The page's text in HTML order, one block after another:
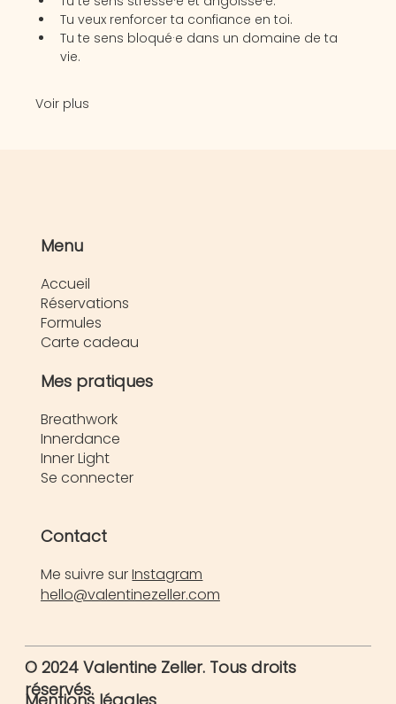
Tu veux renforcer ta confiance en toi.
Tu te sens bloqué·e dans un domaine de ta
vie.
Voir plus
Menu
Accueil
Réservations
Formules
Carte cadeau
Mes pratiques
Breathwork
Innerdance
Inner Light
Se connecter
Contact
hello@valentinezeller.com
Me suivre surInstagram
© 2024 Valentine Zeller. Tous droits
réservés.